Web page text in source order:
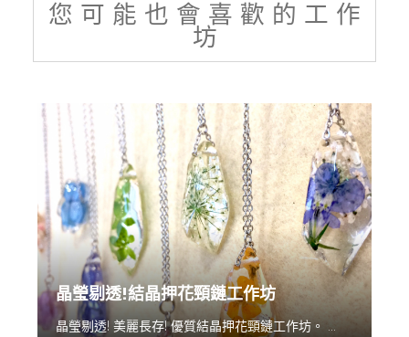
您 可 能 也 會 喜 歡 的 工 作
坊
晶瑩剔透!結晶押花頸鏈工作坊
晶瑩剔透! 美麗長存! 優質結晶押花頸鏈工作坊。 ...